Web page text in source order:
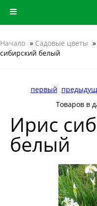
Начало » Садовые цветы »
сибирский белый
первый
Товаров в
Ирис
белый